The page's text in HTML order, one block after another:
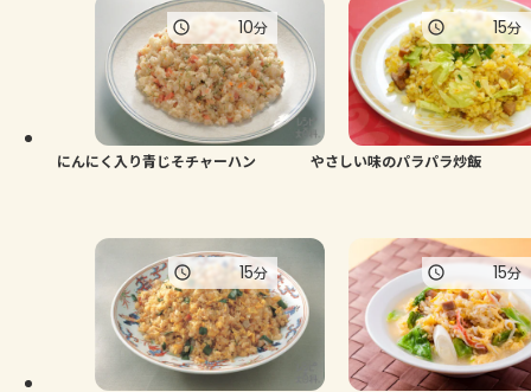
にんにく入り青じそチャーハン
10分
やさしい味のパラパラ炒飯
15分
15分 15分